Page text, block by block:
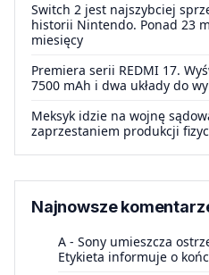
Switch 2 jest najszybciej
historii Nintendo. Ponad 23
miesięcy
Premiera serii REDMI 17.
7500 mAh i dwa układy do
Meksyk idzie na wojnę
zaprzestaniem produkcji
Najnowsze
A - Sony umieszcza
Etykieta informuje o